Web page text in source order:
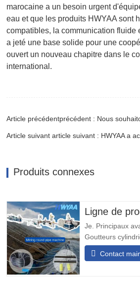
marocaine a un besoin urgent
eau et que les produits HWYAA sont
compatibles, la communication fluide
a jeté une base solide pour une
ouvert un nouveau chapitre dans le
international.
Produits connexes
Je. Principaux
Goutteurs
tuyau d'irrigation
émetteur rond
Contact